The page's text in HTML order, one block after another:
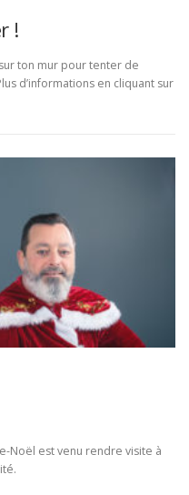
!
ton mur pour tenter de
d’informations en cliquant sur
Noël est venu rendre visite à